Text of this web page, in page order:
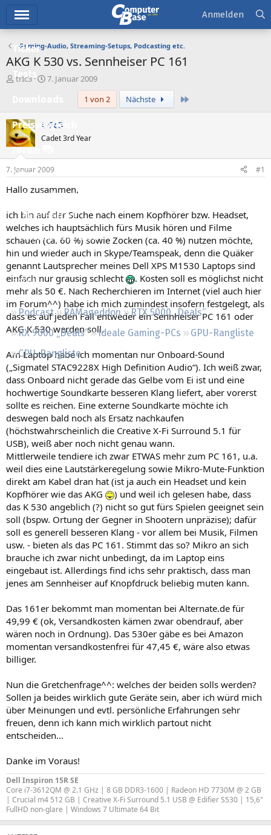
Ticker
Tests
Preisvergleich
Forum
Aktuelles
Empfohlene Inhalte
Neue Beiträge
Neueste Aktivitäten
Leserartikel
Regeln
Podcast RAMageddon
RTX 5000 „Deals“
RX 9000 „Deals“
Ideale Gaming-PCs
GPU-Rangliste
CPU-Rangliste
Anmelden
Gaming-Audio, Streaming-Setups, Podcasting etc.
AKG K 530 vs. Sennheiser PC 161
E
e
l
l
e
trIc3
E
e
l
a
m
7. Januar 2009
1 von 2
Nächste
trIc3
Cadet 3rd Year
7. Januar 2009 #1
Hallo zusammen,
ich bin auf der Suche nach einem Kopfhörer bzw. Headset,
welches ich hauptsächlich fürs Musik hören und Filme
schauen (ca. 60 %) sowie Zocken (ca. 40 %) nutzen möchte,
hin und wieder auch in Skype/Teamspeak, denn die Quäker
genannt Lautsprecher meines Dell XPS M1530 Laptops sind
einfach nur grausig schlecht
. Kosten soll es möglichst nicht
mehr als 50 €. Nach Recherchieren im Internet (viel auch hier
im Forum^^) habe ich mich zumindest insofern festgelegt, als
dass es auf jeden Fall entweder ein Sennheiser PC 161 oder
AKG K 530 werden soll.
Am Laptop habe ich momentan nur Onboard-Sound
(„Sigmatel STAC9228X High Definition Audio“). Ich weiß zwar,
dass Onboard nicht gerade das Gelbe vom Ei ist und eine
hochwertige Soundkarte besseren Klang liefert, aber vorerst
sollte es reichen. Eine externe Soundkarte möchte ich
deswegen bald noch als Ersatz nachkaufen
(höchstwahrscheinlich die Creative X-Fi Surround 5.1 für
USB), weiß aber noch nicht genau wann.
Mittlerweile tendiere ich zwar ETWAS mehr zum PC 161, u.a.
weil dies eine Lautstärkeregelung sowie Mikro-Mute-Funktion
direkt am Kabel dran hat (ist ja auch ein Headset und kein
Kopfhörer wie das AKG
) und weil ich gelesen habe, dass
das K 530 angeblich (?) nicht so gut fürs Spielen geeignet sein
soll (bspw. Ortung der Gegner in Shootern unpräzise); dafür
soll es generell besseren Klang - vor allem bei Musik, Filmen
usw. - bieten als das PC 161. Stimmt das so? Mikro an sich
brauche ich zwar nicht unbedingt, da im Laptop eins
eingebaut ist. Allerdings find ichs sehr praktisch, dass man
jenes am Sennheiser auf Knopfdruck beliebig muten kann.
Das 161er bekommt man momentan bei Alternate.de für
49,99 € (ok, Versandkosten kämen zwar obendrauf, aber
wären noch in Ordnung). Das 530er gäbe es bei Amazon
momentan versandkostenfrei für 47,45 €, wäre also etwas
billiger.
Nun die Gretchenfrage^^: welches der beiden solls werden?
Sollen ja beides wirklich gute Geräte sein, aber ich würd mich
über Meinungen und evtl. persönliche Erfahrungen sehr
freuen, denn ich kann mich wirklich partout nicht
entscheiden…
Danke im Voraus!
Dell Inspiron 15R SE
Core i7-3612QM @ 2.1 GHz | 8 GB DDR3-1600 | Radeon HD 7730M @ 2 GB
| Crucial m4 512 GB | Creative X-Fi Surround 5.1 USB @ Edifier S530 | 15,6"
FullHD non-glare | Windows 7 Ultimate 64 Bit